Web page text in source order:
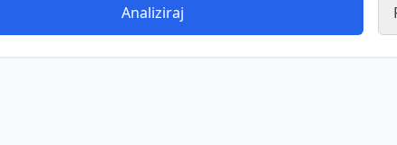
Analiziraj